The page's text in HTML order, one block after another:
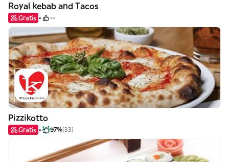
Royal kebab and Tacos
Gratis --
Pizzikotto
Gratis 97%(33)